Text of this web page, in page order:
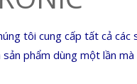
tôi cung cấp tất cả
phẩm dùng một lần